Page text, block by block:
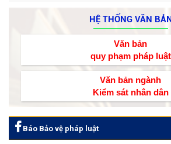
HỆ THỐNG VĂN
Văn bản
quy phạm pháp luật
Văn bản ngành
Kiểm sát nhân dân
Báo Bảo vệ pháp luật